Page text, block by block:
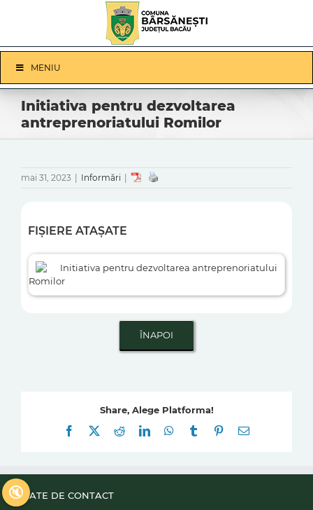
Navigation
MENIU
Initiativa pentru dezvoltarea
antreprenoriatului Romilor
mai 31, 2023 Informări
FIȘIERE ATAȘATE
Initiativa pentru dezvoltarea antreprenoriatului
Romilor
Share, Alege Platforma!
Facebook
RedditLinkedInWhatsApp
Tumblr Pinterest
E-
DATE DE CONTACT
🔇